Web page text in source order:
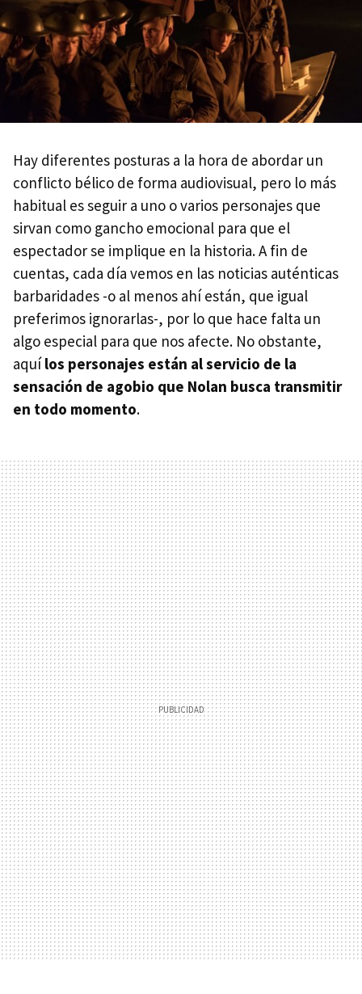
Hay diferentes posturas a la hora de abordar un
conflicto bélico de forma audiovisual, pero lo más
habitual es seguir a uno o varios personajes que
sirvan como gancho emocional para que el
espectador se implique en la historia. A fin de
cuentas, cada día vemos en las noticias auténticas
barbaridades -o al menos ahí están, que igual
preferimos ignorarlas-, por lo que hace falta un
algo especial para que nos afecte. No obstante,
aquílos personajes están al servicio de la
sensación de agobio que Nolan busca transmitir
en todo momento.